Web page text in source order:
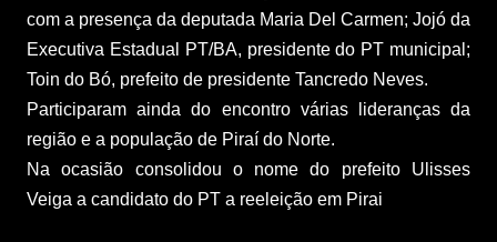
com a presença da deputada Maria Del Carmen; Jojó da
Executiva Estadual PT/BA, presidente do PT municipal;
Toin do Bó, prefeito de presidente Tancredo Neves.
Participaram ainda do encontro várias lideranças da
região e a população de Piraí do Norte.
Na ocasião consolidou o nome do prefeito Ulisses
Veiga a candidato do PT a reeleição em Pirai